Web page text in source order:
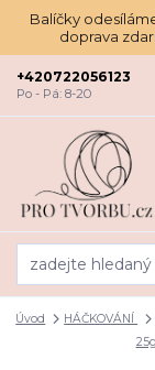
Balíčky
doprava
+420722056123
Po - Pá: 8-20
Úvod HÁČKOVÁNÍ
25g